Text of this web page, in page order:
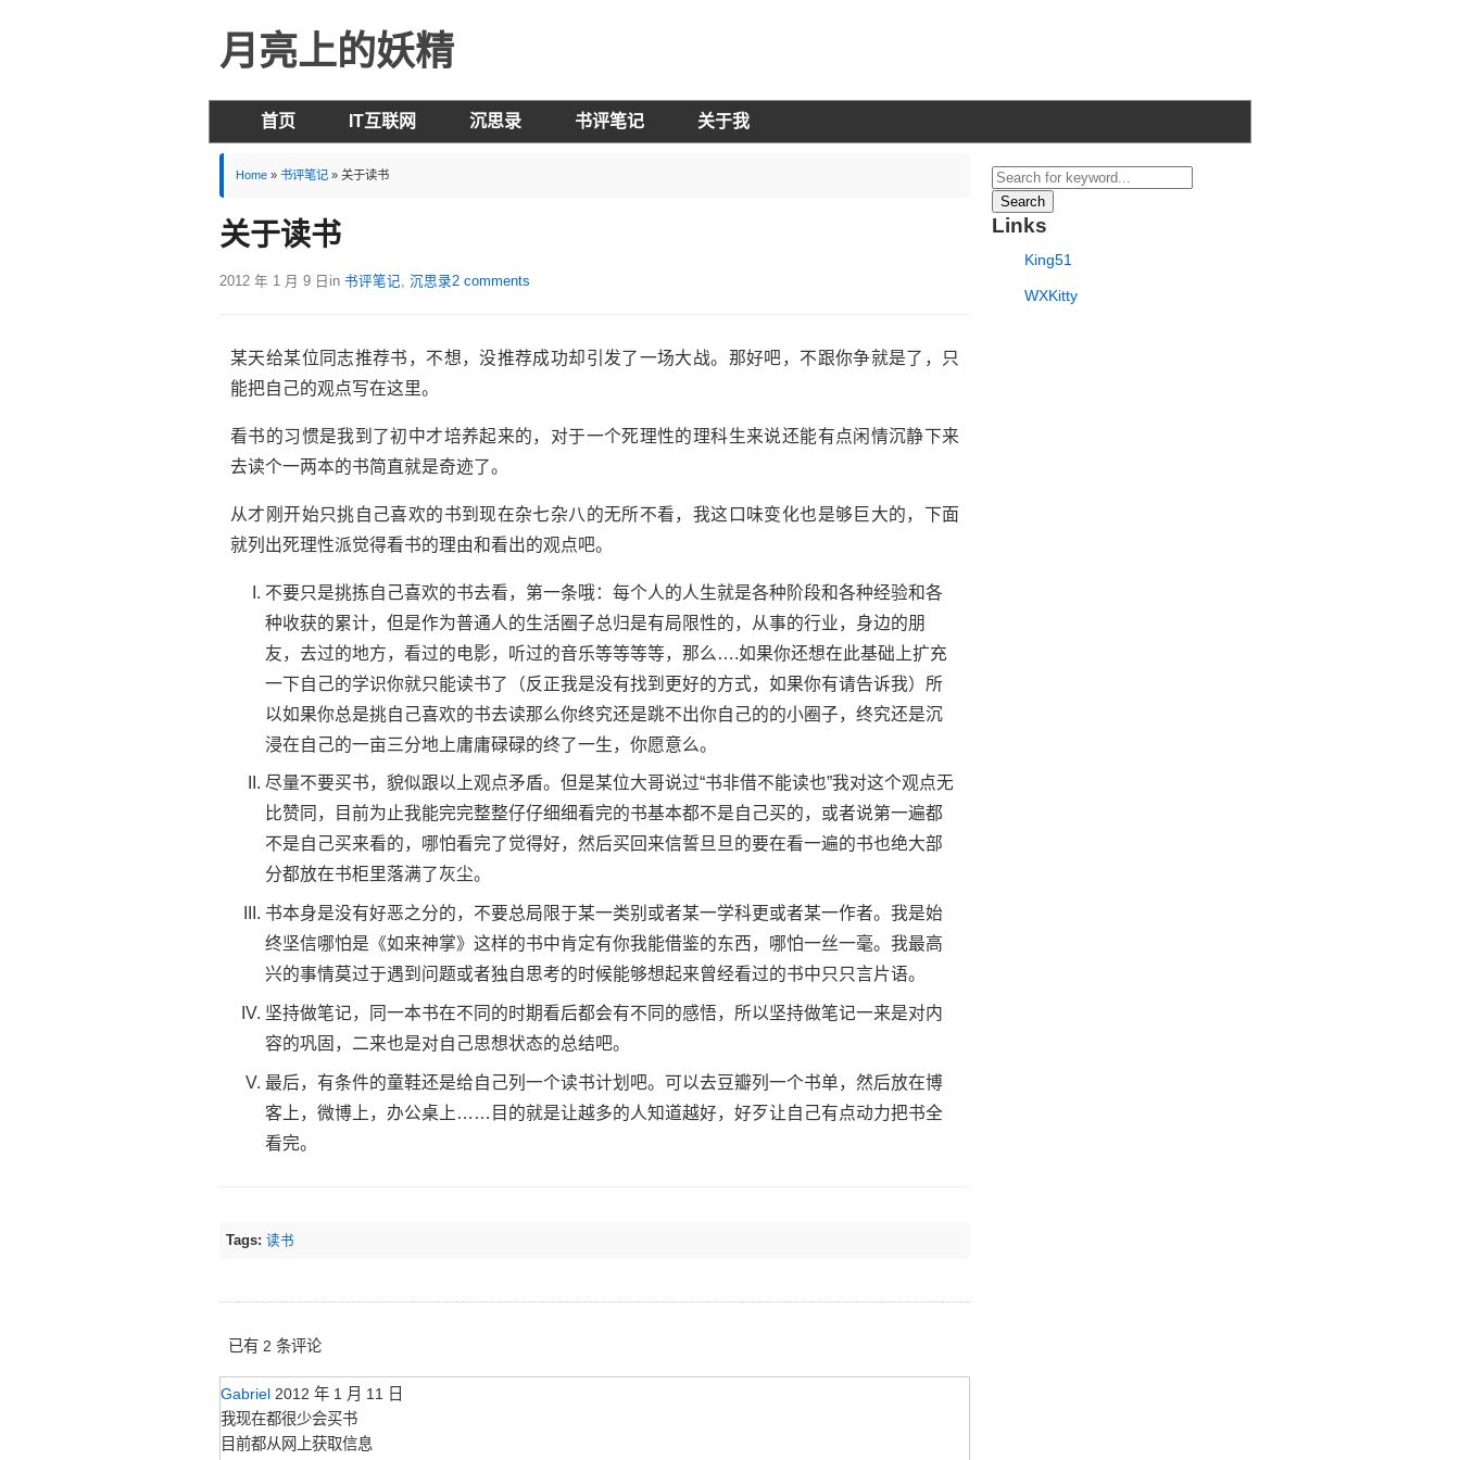
月亮上的妖精
首页 IT互联网 沉思录 书评笔记 关于我
Home »书评笔记 »关于读书
关于读书
2012 年 1 月 9 日 in 书评笔记, 沉思录2 comments
某天给某位同志推荐书，不想，没推荐成功却引发了一场大战。那好吧，不跟你争就是了，只
能把自己的观点写在这里。
看书的习惯是我到了初中才培养起来的，对于一个死理性的理科生来说还能有点闲情沉静下来
去读个一两本的书简直就是奇迹了。
从才刚开始只挑自己喜欢的书到现在杂七杂八的无所不看，我这口味变化也是够巨大的，下面
就列出死理性派觉得看书的理由和看出的观点吧。
不要只是挑拣自己喜欢的书去看，第一条哦：每个人的人生就是各种阶段和各种经验和各
种收获的累计，但是作为普通人的生活圈子总归是有局限性的，从事的行业，身边的朋
友，去过的地方，看过的电影，听过的音乐等等等等，那么….如果你还想在此基础上扩充
一下自己的学识你就只能读书了（反正我是没有找到更好的方式，如果你有请告诉我）所
以如果你总是挑自己喜欢的书去读那么你终究还是跳不出你自己的的小圈子，终究还是沉
浸在自己的一亩三分地上庸庸碌碌的终了一生，你愿意么。
尽量不要买书，貌似跟以上观点矛盾。但是某位大哥说过“书非借不能读也”我对这个观点无
比赞同，目前为止我能完完整整仔仔细细看完的书基本都不是自己买的，或者说第一遍都
不是自己买来看的，哪怕看完了觉得好，然后买回来信誓旦旦的要在看一遍的书也绝大部
分都放在书柜里落满了灰尘。
书本身是没有好恶之分的，不要总局限于某一类别或者某一学科更或者某一作者。我是始
终坚信哪怕是《如来神掌》这样的书中肯定有你我能借鉴的东西，哪怕一丝一毫。我最高
兴的事情莫过于遇到问题或者独自思考的时候能够想起来曾经看过的书中只只言片语。
坚持做笔记，同一本书在不同的时期看后都会有不同的感悟，所以坚持做笔记一来是对内
容的巩固，二来也是对自己思想状态的总结吧。
最后，有条件的童鞋还是给自己列一个读书计划吧。可以去豆瓣列一个书单，然后放在博
客上，微博上，办公桌上……目的就是让越多的人知道越好，好歹让自己有点动力把书全
看完。
Tags: 读书
已有 2 条评论
Gabriel 2012 年 1 月 11 日
我现在都很少会买书
目前都从网上获取信息
Search
Links
King51
WXKitty